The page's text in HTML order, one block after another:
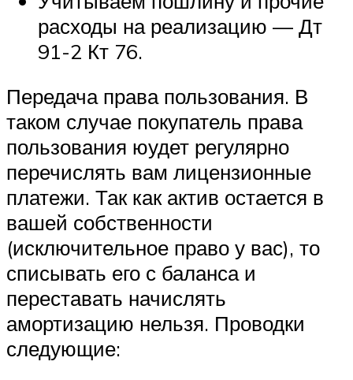
расходы на реализацию — Дт
91-2 Кт 76.
Передача права пользования. В
таком случае покупатель права
пользования юудет регулярно
перечислять вам лицензионные
платежи. Так как актив остается в
вашей собственности
(исключительное право у вас), то
списывать его с баланса и
переставать начислять
амортизацию нельзя. Проводки
следующие: